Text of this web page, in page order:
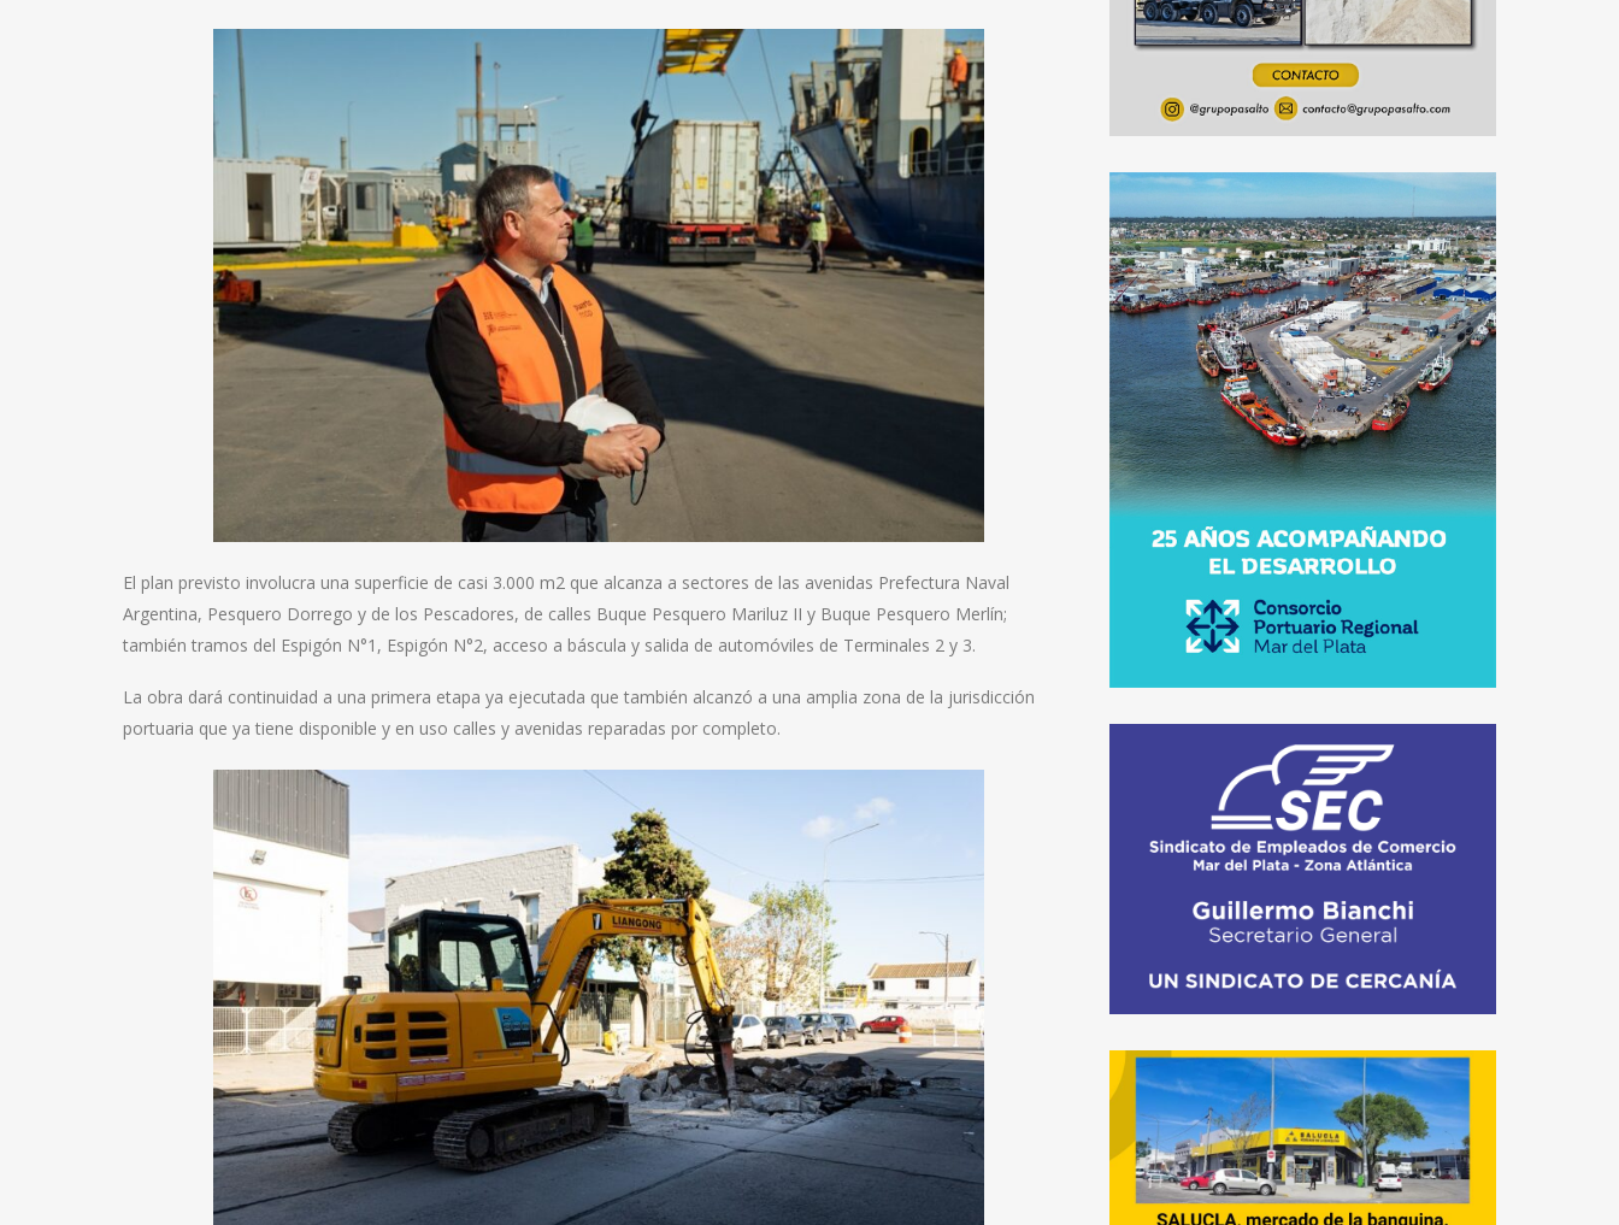
El plan previsto involucra una superficie de casi 3.000 m2 que alcanza a sectores de las avenidas Prefectura Naval
Argentina, Pesquero Dorrego y de los Pescadores, de calles Buque Pesquero Mariluz II y Buque Pesquero Merlín;
también tramos del Espigón N°1, Espigón N°2, acceso a báscula y salida de automóviles de Terminales 2 y 3.
La obra dará continuidad a una primera etapa ya ejecutada que también alcanzó a una amplia zona de la jurisdicción
portuaria que ya tiene disponible y en uso calles y avenidas reparadas por completo.